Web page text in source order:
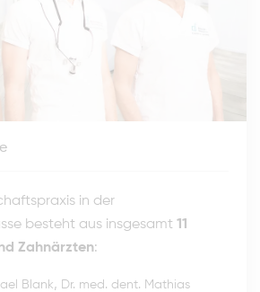
in der
besteht aus insgesamt 11
Zahnärzten:
Blank, Dr. med. dent. Mathias